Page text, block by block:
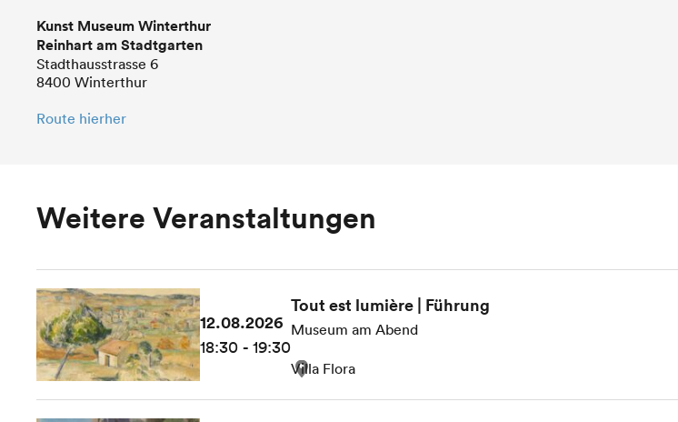
Kunst Museum Winterthur
Reinhart am Stadtgarten
Stadthausstrasse 6
8400 Winterthur
Route hierher
Weitere Veranstaltungen
12.08.2026
18:30 - 19:30
Tout est lumière | Führung
Museum am Abend
Villa Flora